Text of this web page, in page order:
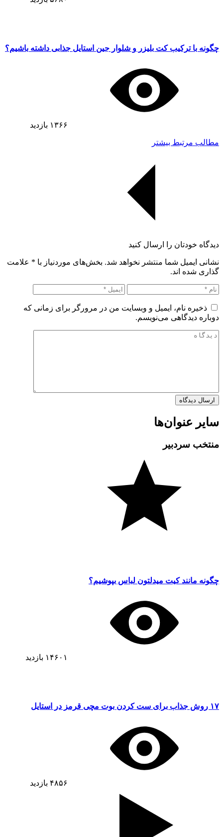
چگونه با ترکیب کت بلیزر و شلوار جین استایل جذابی داشته باشیم؟
۱۳۶۶ بازدید
مطالب مرتبط بیشتر
دیدگاه خودتان را ارسال کنید
نشانی ایمیل شما منتشر نخواهد شد. بخش‌های موردنیاز با * علامت
گذاری شده اند.
ذخیره نام، ایمیل و وبسایت من در مرورگر برای زمانی که
دوباره دیدگاهی می‌نویسم.
سایر عنوان‌ها
منتخب سردبیر
چگونه مانند کیت میدلتون لباس بپوشیم؟
۱۴۶۰۱ بازدید
۱۷ روش جذاب برای ست کردن بوت مچی قرمز در استایل
۴۸۵۶ بازدید